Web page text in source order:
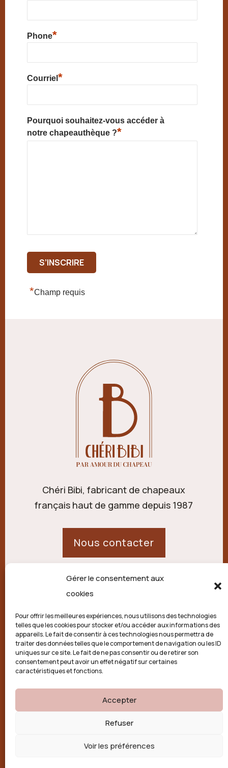
Gérer le consentement aux
cookies
Pour offrir les meilleures expériences, nous utilisons des technologies
telles que les cookies pour stocker et/ou accéder aux informations des
appareils. Le fait de consentir à ces technologies nous permettra de
traiter des données telles que le comportement de navigation ou les ID
uniques sur ce site. Le fait de ne pas consentir ou de retirer son
consentement peut avoir un effet négatif sur certaines
caractéristiques et fonctions.
Accepter
Refuser
Voir les préférences
Phone*
Courriel *
Pourquoi souhaitez-vous accéder à
notre chapeauthèque ?*
*Champ requis
Chéri Bibi, fabricant de chapeaux
français haut de gamme depuis 1987
Nous contacter
21 route de Palisse,
Politique de confidentialité
Conditions générales